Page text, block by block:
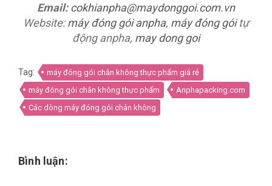
Email: cokhianpha@maydonggoi.com.vn
Website:máy đóng gói anpha, máy đóng góitự
động anpha, may dong goi
Tag:
máy đóng gói chân không thực phẩm giá rẻ
máy đóng gói chân không thực phẩm
Anphapacking.com
Các dòng máy đóng gói chân không
Bình luận: